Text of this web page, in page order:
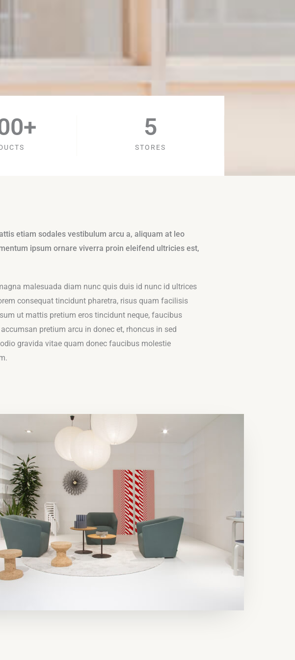
+
STORES
5
etiam sodales vestibulum arcu a, aliquam at leo
ipsum ornare viverra proin eleifend ultricies est,
malesuada diam nunc quis duis id nunc id ultrices
consequat tincidunt pharetra, risus quam facilisis
ut mattis pretium eros tincidunt neque, faucibus
pretium arcu in donec et, rhoncus in sed
gravida vitae quam donec faucibus molestie